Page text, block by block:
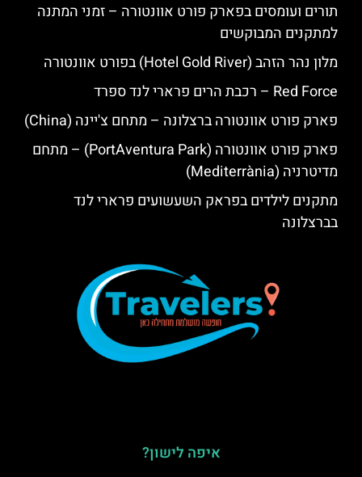
תורים ועומסים בפארק פורט אוונטורה – זמני המתנה
למתקנים המבוקשים
מלון נהר הזהב (Hotel Gold River) בפורט אוונטורה
Red Force – רכבת הרים פרארי לנד ספרד
פארק פורט אוונטורה ברצלונה – מתחם צ'יינה (China)
פארק פורט אוונטורה (PortAventura Park) – מתחם
מדיטרניה (Mediterrània)
מתקנים לילדים בפראק השעשועים פרארי לנד
בברצלונה
איפה לישון?